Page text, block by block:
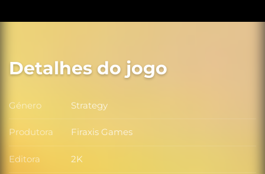
Detalhes do jogo
Género Género
Strategy
Produtora Produtora
Firaxis Games
Editora Editora
2K